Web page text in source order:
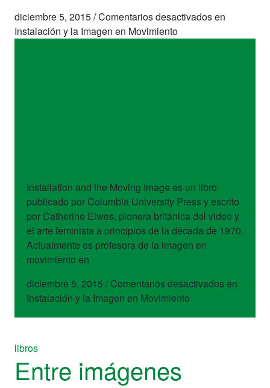
diciembre 5, 2015/Comentarios desactivadosen
Instalación y la Imagen en Movimiento
Installation and the Moving Image es un libro
publicado por Columbia University Press y escrito
por Catherine Elwes, pionera británica del video y
el arte feminista a principios de la década de 1970.
Actualmente es profesora de la imagen en
movimiento en
diciembre 5, 2015 / Comentarios desactivadosen
Instalación y la Imagen en Movimiento
libros
Entre imágenes